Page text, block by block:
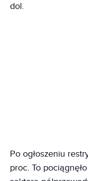
dol.
Po ogłoszeniu
proc. To